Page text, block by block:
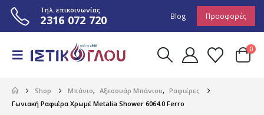
Τηλ. επικοινωνίας
2316 072 720 Blog Προσφορές
0
Shop Μπάνιο, Αξεσουάρ Μπάνιου, Ραφιέρες
Γωνιακή Ραφιέρα Χρωμέ Metalia Shower 6064.0 Ferro